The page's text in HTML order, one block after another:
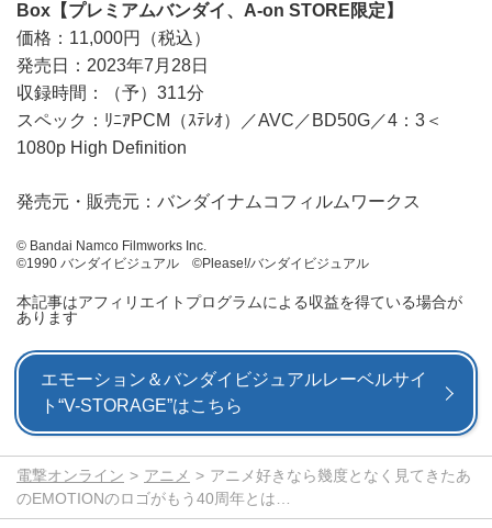
Box【プレミアムバンダイ、A-on STORE限定】
価格：11,000円（税込）
発売日：2023年7月28日
収録時間：（予）311分
スペック：ﾘﾆｱPCM（ｽﾃﾚｵ）／AVC／BD50G／4：3＜
1080p High Definition
発売元・販売元：バンダイナムコフィルムワークス
© Bandai Namco Filmworks Inc.
©1990 バンダイビジュアル ©Please!/バンダイビジュアル
本記事はアフィリエイトプログラムによる収益を得ている場合が
あります
エモーション＆バンダイビジュアルレーベルサイ
ト“V-STORAGE”はこちら
電撃オンライン アニメ
アニメ好きなら幾度となく見てきたあ
のEMOTIONのロゴがもう40周年とは…